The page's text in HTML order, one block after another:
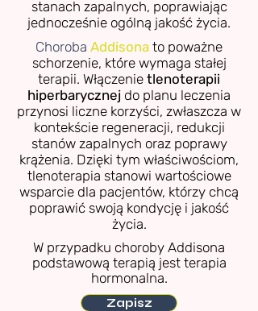
stanach zapalnych, poprawiając
jednocześnie ogólną jakość życia.
Choroba Addisona to poważne
schorzenie, które wymaga stałej
terapii. Włączenie tlenoterapii
hiperbarycznej do planu leczenia
przynosi liczne korzyści, zwłaszcza w
kontekście regeneracji, redukcji
stanów zapalnych oraz poprawy
krążenia. Dzięki tym właściwościom,
tlenoterapia stanowi wartościowe
wsparcie dla pacjentów, którzy chcą
poprawić swoją kondycję i jakość
życia.
W przypadku choroby Addisona
podstawową terapią jest terapia
hormonalna.
Zapisz